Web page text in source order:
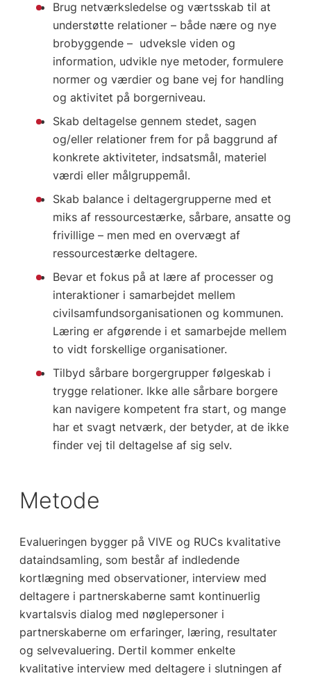
Brug netværksledelse og værtsskab til at
understøtte relationer – både nære og nye
brobyggende – udveksle viden og
information, udvikle nye metoder, formulere
normer og værdier og bane vej for handling
og aktivitet på borgerniveau.
Skab deltagelse gennem stedet, sagen
og/eller relationer frem for på baggrund af
konkrete aktiviteter, indsatsmål, materiel
værdi eller målgruppemål.
Skab balance i deltagergrupperne med et
miks af ressourcestærke, sårbare, ansatte og
frivillige – men med en overvægt af
ressourcestærke deltagere.
Bevar et fokus på at lære af processer og
interaktioner i samarbejdet mellem
civilsamfundsorganisationen og kommunen.
Læring er afgørende i et samarbejde mellem
to vidt forskellige organisationer.
Tilbyd sårbare borgergrupper følgeskab i
trygge relationer. Ikke alle sårbare borgere
kan navigere kompetent fra start, og mange
har et svagt netværk, der betyder, at de ikke
finder vej til deltagelse af sig selv.
Metode
Evalueringen bygger på VIVE og RUCs kvalitative
dataindsamling, som består af indledende
kortlægning med observationer, interview med
deltagere i partnerskaberne samt kontinuerlig
kvartalsvis dialog med nøglepersoner i
partnerskaberne om erfaringer, læring, resultater
og selvevaluering. Dertil kommer enkelte
kvalitative interview med deltagere i slutningen af